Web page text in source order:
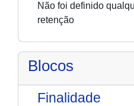
Não foi definido
retenção
Blocos
Finalidade